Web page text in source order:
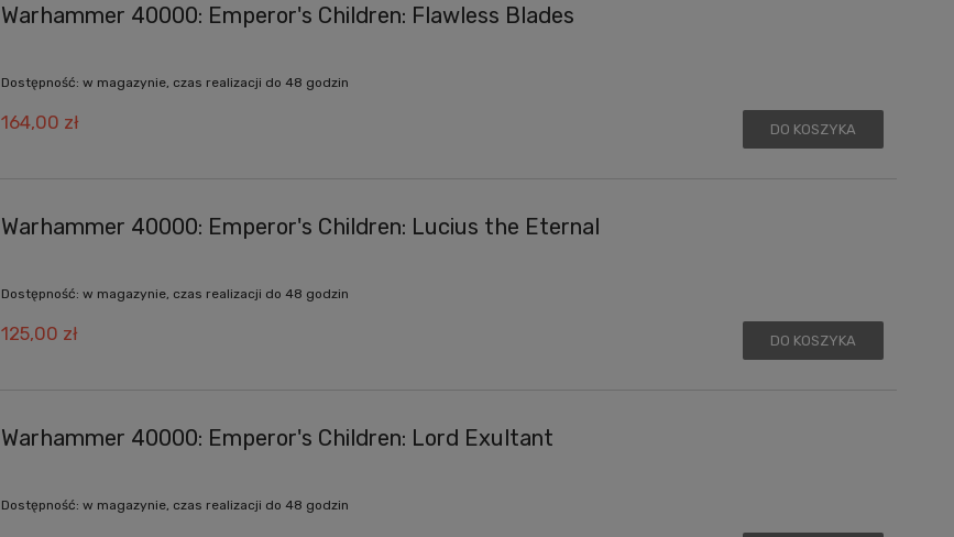
Warhammer 40000: Emperor's Children: Flawless Blades
Dostępność: w magazynie, czas realizacji do 48 godzin
164,00 zł DO KOSZYKA
Warhammer 40000: Emperor's Children: Lucius the Eternal
Dostępność: w magazynie, czas realizacji do 48 godzin
125,00 zł DO KOSZYKA
Warhammer 40000: Emperor's Children: Lord Exultant
Dostępność: w magazynie, czas realizacji do 48 godzin